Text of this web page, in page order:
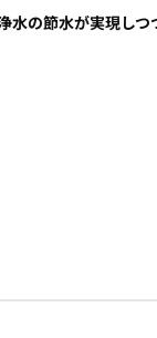
の節水が実現し